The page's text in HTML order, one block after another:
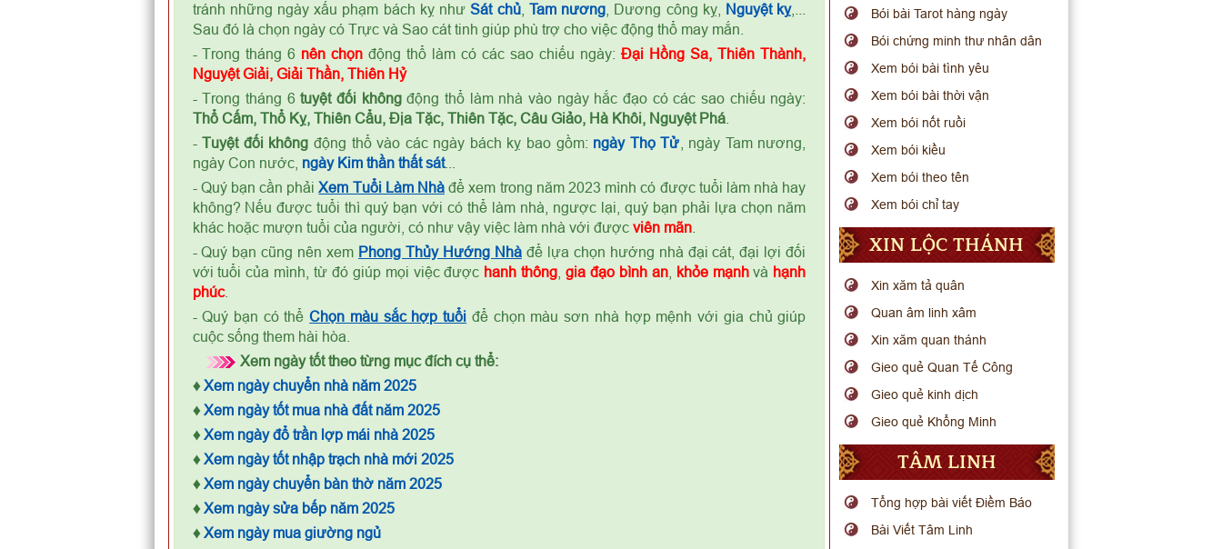
tránh những ngày xấu phạm bách kỵ nhưSát chủ, Tam nương , Dương công kỵ, Nguyệt kỵ,...
Sau đó là chọn ngày có Trực và Sao cát tinh giúp phù trợ cho việc động thổ may mắn.
- Trong tháng 6 nên chọn động thổ làm có các sao chiếu ngày:Đại Hồng Sa, Thiên Thành,
Nguyệt Giải, Giải Thần, Thiên Hỷ
- Trong tháng 6tuyệt đối khôngđộng thổ làm nhà vào ngày hắc đạo có các sao chiếu ngày:
Thổ Cấm, Thổ Kỵ, Thiên Cẩu, Địa Tặc, Thiên Tặc, Câu Giảo, Hà Khôi, Nguyệt Phá.
-Tuyệt đối không động thổ vào các ngày bách kỵ bao gồm: ngày Thọ Tử , ngày Tam nương,
ngày Con nước, ngày Kim thần thất sát...
- Quý bạn cần phảiXem Tuổi Làm Nhà để xem trong năm 2023 mình có được tuổi làm nhà hay
không? Nếu được tuổi thì quý bạn với có thể làm nhà, ngược lại, quý bạn phải lựa chọn năm
khác hoặc mượn tuổi của người, có như vậy việc làm nhà với được viên mãn.
- Quý bạn cũng nên xem Phong Thủy Hướng Nhàđể lựa chọn hướng nhà đại cát, đại lợi đối
với tuổi của mình, từ đó giúp mọi việc được hanh thông ,gia đạo bình an, khỏe mạnhvà hạnh
phúc.
- Quý bạn có thểChọn màu sắc hợp tuổi để chọn màu sơn nhà hợp mệnh với gia chủ giúp
cuộc sống them hài hòa.
Xem ngày tốt theo từng mục đích cụ thể:
♦ Xem ngày chuyển nhà năm 2025
♦ Xem ngày tốt mua nhà đất năm 2025
♦ Xem ngày đổ trần lợp mái nhà 2025
♦ Xem ngày tốt nhập trạch nhà mới 2025
♦ Xem ngày chuyển bàn thờ năm 2025
♦ Xem ngày sửa bếp năm 2025
♦ Xem ngày mua giường ngủ
Bói bài Tarot hàng ngày
Bói chứng minh thư nhân dân
Xem bói bài tình yêu
Xem bói bài thời vận
Xem bói nốt ruồi
Xem bói kiều
Xem bói theo tên
Xem bói chỉ tay
XIN LỘC THÁNH
Xin xăm tả quân
Quan âm linh xâm
Xin xăm quan thánh
Gieo quẻ Quan Tế Công
Gieo quẻ kinh dịch
Gieo quẻ Khổng Minh
TÂM LINH
Tổng hợp bài viết Điềm Báo
Bài Viết Tâm Linh